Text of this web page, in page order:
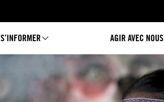
S’INFORMER AGIR AVEC NOUS